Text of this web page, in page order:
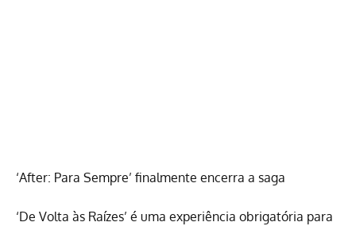
‘After: Para Sempre’ finalmente encerra a saga
‘De Volta às Raízes’ é uma experiência obrigatória para